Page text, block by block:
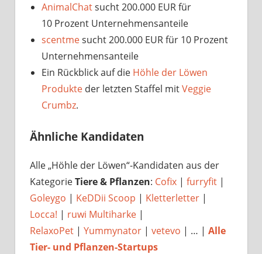
AnimalChatsucht 200.000 EUR für
10 Prozent Unternehmensanteile
scentmesucht 200.000 EUR für 10 Prozent
Unternehmensanteile
Ein Rückblick auf die Höhle der Löwen
Produkte der letzten Staffel mitVeggie
Crumbz.
Ähnliche Kandidaten
Alle „Höhle der Löwen“-Kandidaten aus der
KategorieTiere & Pflanzen: Cofix | furryfit |
Goleygo | KeDDii Scoop | Kletterletter |
Locca! | ruwi Multiharke |
RelaxoPet | Yummynator | vetevo | … | Alle
Tier- und Pflanzen-Startups